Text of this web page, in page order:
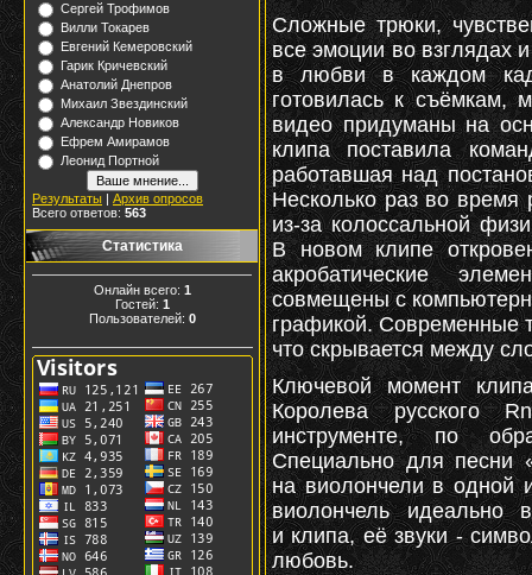
Сергей Трофимов
Вилли Токарев
Евгений Кемеровский
Гарик Кричевский
Анатолий Днепров
Михаил Звездинский
Александр Новиков
Ефрем Амирамов
Леонид Портной
Результаты | Архив опросов
Всего ответов: 563
Статистика
Онлайн всего: 1
Гостей: 1
Пользователей: 0
Сложные трюки,
все эмоции во взглядах
в любви в каждом
готовилась к съёмкам,
видео придуманы на
клипа поставила
работавшая над
Несколько раз во время
из-за колоссальной
В новом клипе
акробатические
совмещены с
графикой. Современные
что скрывается между
Ключевой момент
Королева русского
инструменте, по
Специально для песни
на виолончели в одной
виолончель идеально
и клипа, её звуки -
любовь.